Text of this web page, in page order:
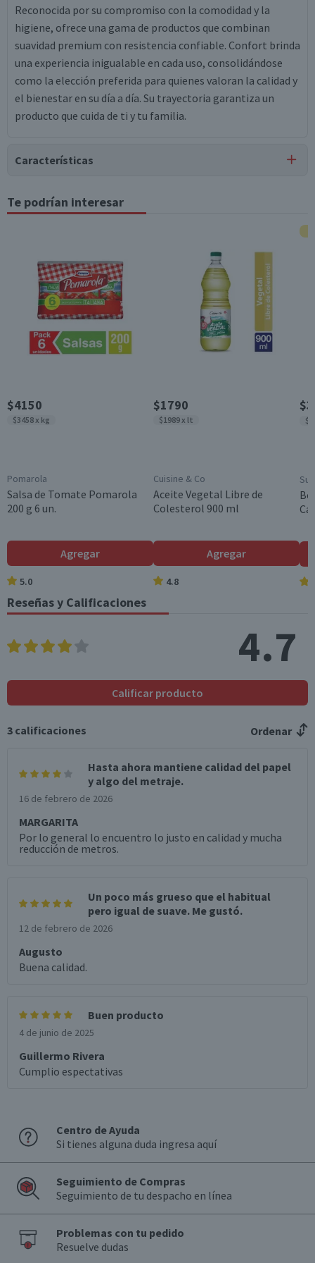
Reconocida por su compromiso con la comodidad y la
higiene, ofrece una gama de productos que combinan
suavidad premium con resistencia confiable. Confort brinda
una experiencia inigualable en cada uso, consolidándose
como la elección preferida para quienes valoran la calidad y
el bienestar en su día a día. Su trayectoria garantiza un
producto que cuida de ti y tu familia.
Características
Tipo de Producto
Papel Higiénico
Pack-Unitario
Unitario
Contenido
12 unidades
Cantidad
Válida hasta su fecha de caducidad
Te podrían interesar
$4150
$3458 x kg
Pomarola
Salsa de Tomate Pomarola
200 g 6 un.
Agregar
5.0
$1790
$1989 x lt
Cuisine & Co
Aceite Vegetal Libre de
Colesterol 900 ml
Agregar
4.8
Reseñas y Calificaciones
4.7
Calificar producto
3 calificaciones Ordenar
Hasta ahora mantiene calidad del papel
y algo del metraje.
16 de febrero de 2026
MARGARITA
Por lo general lo encuentro lo justo en calidad y mucha
reducción de metros.
Un poco más grueso que el habitual
pero igual de suave. Me gustó.
12 de febrero de 2026
Augusto
Buena calidad.
Buen producto
4 de junio de 2025
Guillermo Rivera
Cumplio espectativas
Centro de Ayuda
Si tienes alguna duda ingresa aquí
Seguimiento de Compras
Seguimiento de tu despacho en línea
Problemas con tu pedido
Resuelve dudas